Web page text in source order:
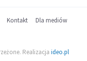
Kontakt
Dla mediów
Realizacja ideo.pl